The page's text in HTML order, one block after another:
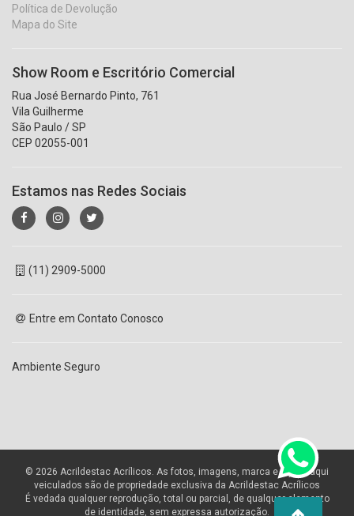
Política de Devolução
Mapa do Site
Show Room e Escritório Comercial
Rua José Bernardo Pinto, 761
Vila Guilherme
São Paulo / SP
CEP 02055-001
Estamos nas Redes Sociais
(11) 2909-5000
Entre em Contato Conosco
Ambiente Seguro
© 2026 Acrildestac Acrílicos. As fotos, imagens, marca e layout aqui
veiculados são de propriedade exclusiva da Acrildestac Acrílicos
É vedada qualquer reprodução, total ou parcial, de qualquer elemento
de identidade, sem expressa autorização.